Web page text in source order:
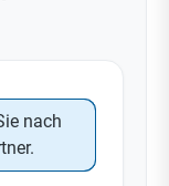
nach